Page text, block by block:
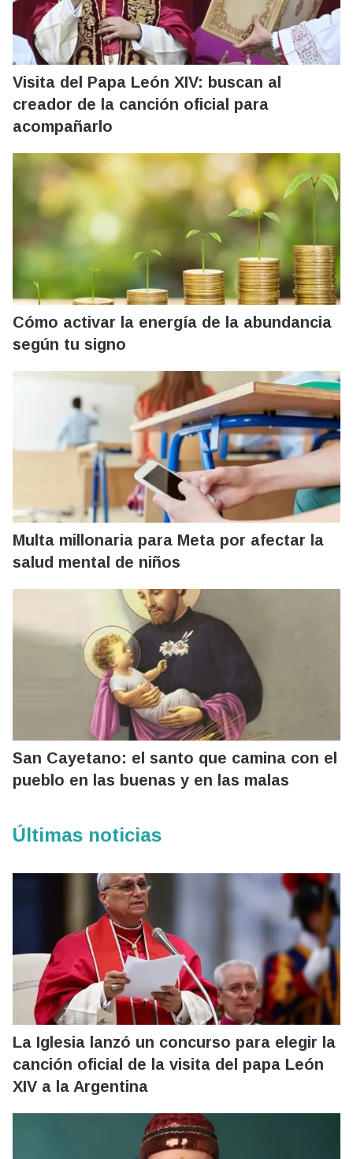
Visita del Papa León XIV: buscan al
creador de la canción oficial para
acompañarlo
Cómo activar la energía de la abundancia
según tu signo
Multa millonaria para Meta por afectar la
salud mental de niños
San Cayetano: el santo que camina con el
pueblo en las buenas y en las malas
Últimas noticias
La Iglesia lanzó un concurso para elegir la
canción oficial de la visita del papa León
XIV a la Argentina